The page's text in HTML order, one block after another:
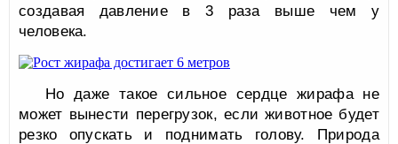
создавая давление в 3 раза выше чем у
человека.
Но даже такое сильное сердце жирафа не
может вынести перегрузок, если животное будет
резко опускать и поднимать голову. Природа